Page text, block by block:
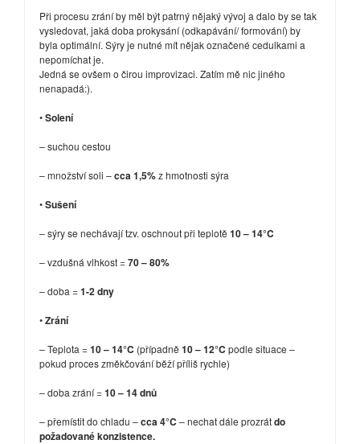
Při procesu zrání by měl být patrný nějaký vývoj a dalo by se tak
vysledovat, jaká doba prokysání (odkapávání/ formování) by
byla optimální. Sýry je nutné mít nějak označené cedulkami a
nepomíchat je.
Jedná se ovšem o čirou improvizaci. Zatím mě nic jiného
nenapadá:).
•Solení
– suchou cestou
– množství soli –cca 1,5%z hmotnosti sýra
•Sušení
– sýry se nechávají tzv. oschnout při teplotě 10 – 14°C
– vzdušná vlhkost =70 – 80%
– doba =1-2 dny
•Zrání
– Teplota =10 – 14°C (případně 10 – 12°C podle situace –
pokud proces změkčování běží příliš rychle)
– doba zrání =10 – 14 dnů
– přemístit do chladu –cca 4°C – nechat dále prozrátdo
požadované konzistence.